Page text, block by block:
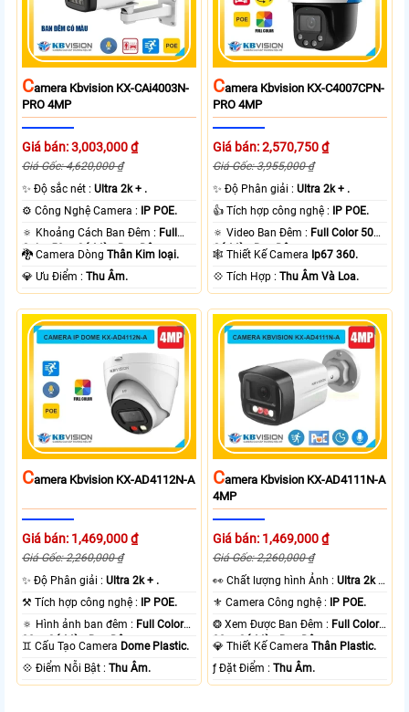
CAmera Kbvision KX-CAi4003N-
PRO 4MP
Giá bán: 3,003,000 ₫
Giá Gốc: 4,620,000 ₫
✨ Độ sắc nét :Ultra 2k + .
⚙ Công Nghệ Camera :
IP POE.
🔅 Khoảng Cách Ban Đêm : Full
Color 50m Có Màu Ban Ðêm.
🐉️ Camera DòngThân Kim loại.
️💎 Ưu Điểm :Thu Âm.
CAmera Kbvision KX-C4007CPN-
PRO 4MP
Giá bán: 2,570,750 ₫
Giá Gốc: 3,955,000 ₫
✨ Độ Phân giải :Ultra 2k + .
👍 Tích hợp công nghệ :
IP POE.
🔅 Video Ban Đêm : Full Color 50m
Có Màu Ban Ðêm.
🕸️ Thiết Kế Camera Ip67 360.
️💠 Tích Hợp :Thu Âm Và Loa.
CAmera Kbvision KX-AD4112N-A
Giá bán: 1,469,000 ₫
Giá Gốc: 2,260,000 ₫
✨ Độ Phân giải :Ultra 2k + .
⚒ Tích hợp công nghệ : IP POE.
🔅 Hình ảnh ban đêm : Full Color
30m Có Màu Ban Ðêm.
♊ Cấu Tạo Camera Dome Plastic.
️💠 Điểm Nỗi Bật :Thu Âm.
CAmera Kbvision KX-AD4111N-A
4MP
Giá bán: 1,469,000 ₫
Giá Gốc: 2,260,000 ₫
️👀 Chất lượng hình Ảnh :Ultra 2k +
⚜️ Camera Công nghệ : IP POE.
❂ Xem Được Ban Đêm : Full Color
30m Có Màu Ban Ðêm.
💎 Thiết Kế CameraThân Plastic.
️ƒ Đặt Điểm :Thu Âm.